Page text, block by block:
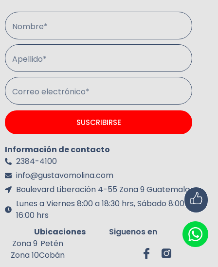
Nombre*
Apellido*
Correo electrónico*
SUSCRIBIRSE
Información de contacto
2384-4100
info@gustavomolina.com
Boulevard Liberación 4-55 Zona 9 Guatemala.
Lunes a Viernes 8:00 a 18:30 hrs, Sábado 8:00 a
16:00 hrs
Ubicaciones
Zona 9
Zona 10
Petén
Cobán
Siguenos en